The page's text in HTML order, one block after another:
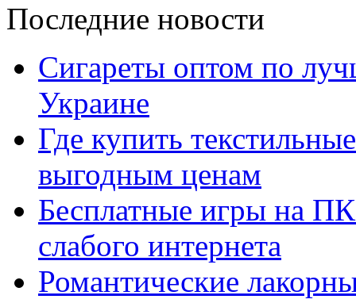
Последние новости
Сигареты оптом по
Украине
Где купить
выгодным ценам
Бесплатные игры на
слабого интернета
Романтические